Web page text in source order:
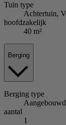
Tuin type
Achtertuin,
hoofdzakelijk
40 m²
Berging
Berging type
aantal
1